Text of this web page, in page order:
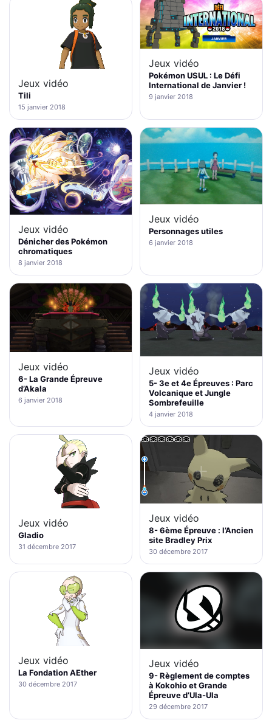
Jeux vidéo
Tili
15 janvier 2018
Jeux vidéo
Pokémon USUL : Le Défi
International de Janvier !
9 janvier 2018
Jeux vidéo
Dénicher des Pokémon
chromatiques
8 janvier 2018
Jeux vidéo
Personnages utiles
6 janvier 2018
Jeux vidéo
6- La Grande Épreuve
d’Akala
6 janvier 2018
Jeux vidéo
5- 3e et 4e Épreuves : Parc
Volcanique et Jungle
Sombrefeuille
4 janvier 2018
Jeux vidéo
Gladio
31 décembre 2017
Jeux vidéo
8- 6ème Épreuve : l’Ancien
site Bradley Prix
30 décembre 2017
Jeux vidéo
La Fondation AEther
30 décembre 2017
Jeux vidéo
9- Règlement de comptes
à Kokohio et Grande
Épreuve d’Ula-Ula
29 décembre 2017